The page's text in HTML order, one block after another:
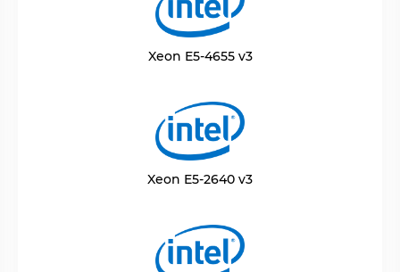
Xeon E5-4655 v3
Xeon E5-2640 v3